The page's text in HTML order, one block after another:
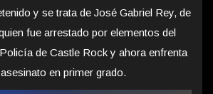
y se trata de José Gabriel Rey, de
fue arrestado por elementos del
de Castle Rock y ahora enfrenta
en primer grado.